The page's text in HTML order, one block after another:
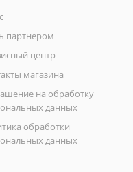
партнером
центр
магазина
на обработку
данных
обработки
данных